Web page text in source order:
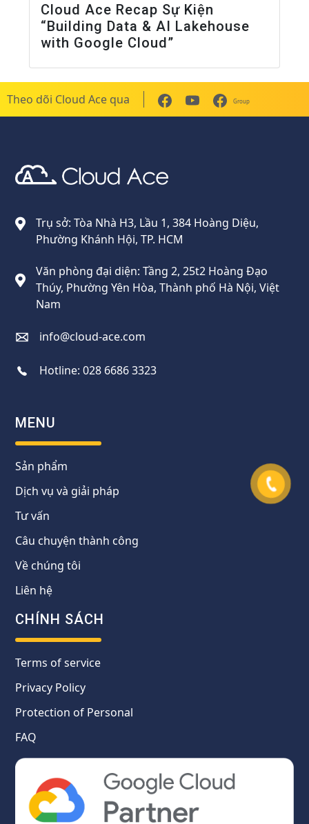
Cloud Ace Recap Sự Kiện
“Building Data & AI Lakehouse
with Google Cloud”
Theo dõi Cloud Ace qua Group
Trụ sở: Tòa Nhà H3, Lầu 1, 384 Hoàng Diệu,
Phường Khánh Hội, TP. HCM
Văn phòng đại diện: Tầng 2, 25t2 Hoàng Đạo
Thúy, Phường Yên Hòa, Thành phố Hà Nội, Việt
Nam
info@cloud-ace.com
Hotline:028 6686 3323
MENU
Sản phẩm
Dịch vụ và giải pháp
Tư vấn
Câu chuyện thành công
Về chúng tôi
Liên hệ
CHÍNH SÁCH
Terms of service
Privacy Policy
Protection of Personal
FAQ